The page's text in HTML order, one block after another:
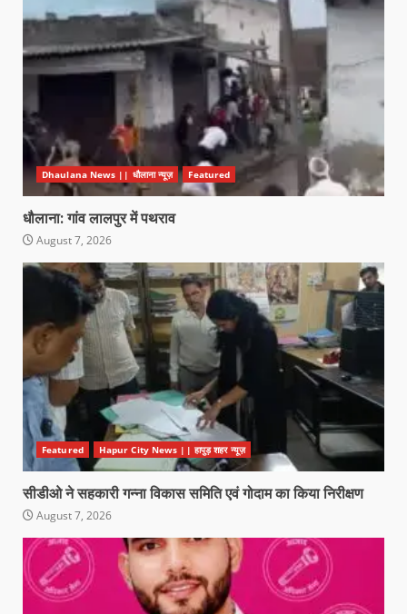
Dhaulana News || धौलाना न्यूज़ Featured
धौलाना: गांव लालपुर में पथराव
August 7, 2026
Featured Hapur City News || हापुड़ शहर न्यूज़
सीडीओ ने सहकारी गन्ना विकास समिति एवं गोदाम का किया निरीक्षण
August 7, 2026